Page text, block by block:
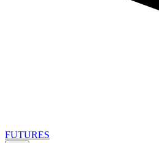
FUTURES